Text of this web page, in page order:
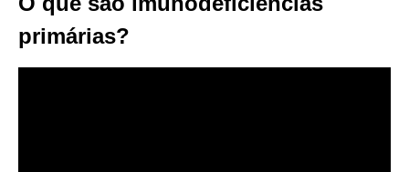
primárias?